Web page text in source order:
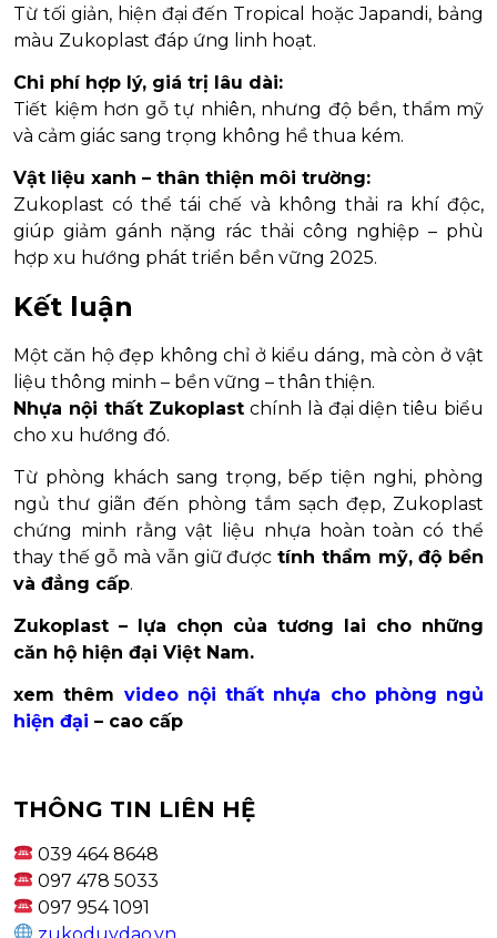
Từ tối giản, hiện đại đến Tropical hoặc Japandi, bảng
màu Zukoplast đáp ứng linh hoạt.
Chi phí hợp lý, giá trị lâu dài:
Tiết kiệm hơn gỗ tự nhiên, nhưng độ bền, thẩm mỹ
và cảm giác sang trọng không hề thua kém.
Vật liệu xanh – thân thiện môi trường:
Zukoplast có thể tái chế và không thải ra khí độc,
giúp giảm gánh nặng rác thải công nghiệp – phù
hợp xu hướng phát triển bền vững 2025.
Kết luận
Một căn hộ đẹp không chỉ ở kiểu dáng, mà còn ở vật
liệu thông minh – bền vững – thân thiện.
Nhựa nội thất Zukoplast chính là đại diện tiêu biểu
cho xu hướng đó.
Từ phòng khách sang trọng, bếp tiện nghi, phòng
ngủ thư giãn đến phòng tắm sạch đẹp, Zukoplast
chứng minh rằng vật liệu nhựa hoàn toàn có thể
thay thế gỗ mà vẫn giữ đượctính thẩm mỹ, độ bền
và đẳng cấp.
Zukoplast – lựa chọn của tương lai cho những
căn hộ hiện đại Việt Nam.
xem thêm video nội thất nhựa cho phòng ngủ
hiện đại – cao cấp
THÔNG TIN LIÊN HỆ
039 464 8648
097 478 5033
097 954 1091